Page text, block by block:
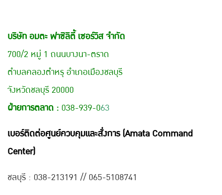
บริษัท อมตะ ฟาซิลิตี้ เซอร์วิส จำกัด
700/2 หมู่ 1 ถนนบางนา-ตราด
ตำบลคลองตำหรุ อำเภอเมืองชลบุรี
จังหวัดชลบุรี 20000
ฝ่ายการตลาด : 038-939-063
เบอร์ติดต่อศูนย์ควบคุมและสั่งการ (Amata Command
Center)
ชลบุรี : 038-213191 // 065-5108741